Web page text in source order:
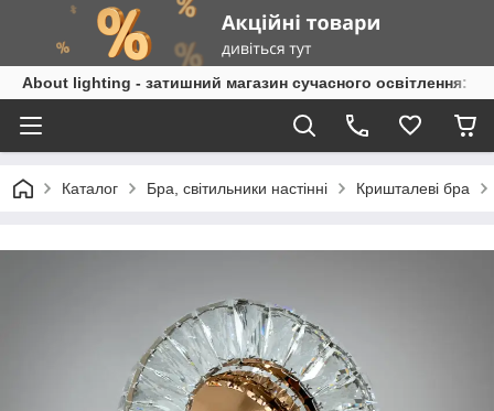
About lighting - затишний магазин сучасного освітлення:
Каталог Бра, світильники настінні Кришталеві бра